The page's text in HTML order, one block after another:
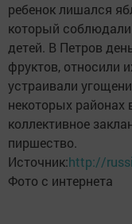
ребенок лишался
который
детей. В Петров
фруктов, относили
устраивали
некоторых районах
коллективное
пиршество.
Источник:http://
Фото с интернета